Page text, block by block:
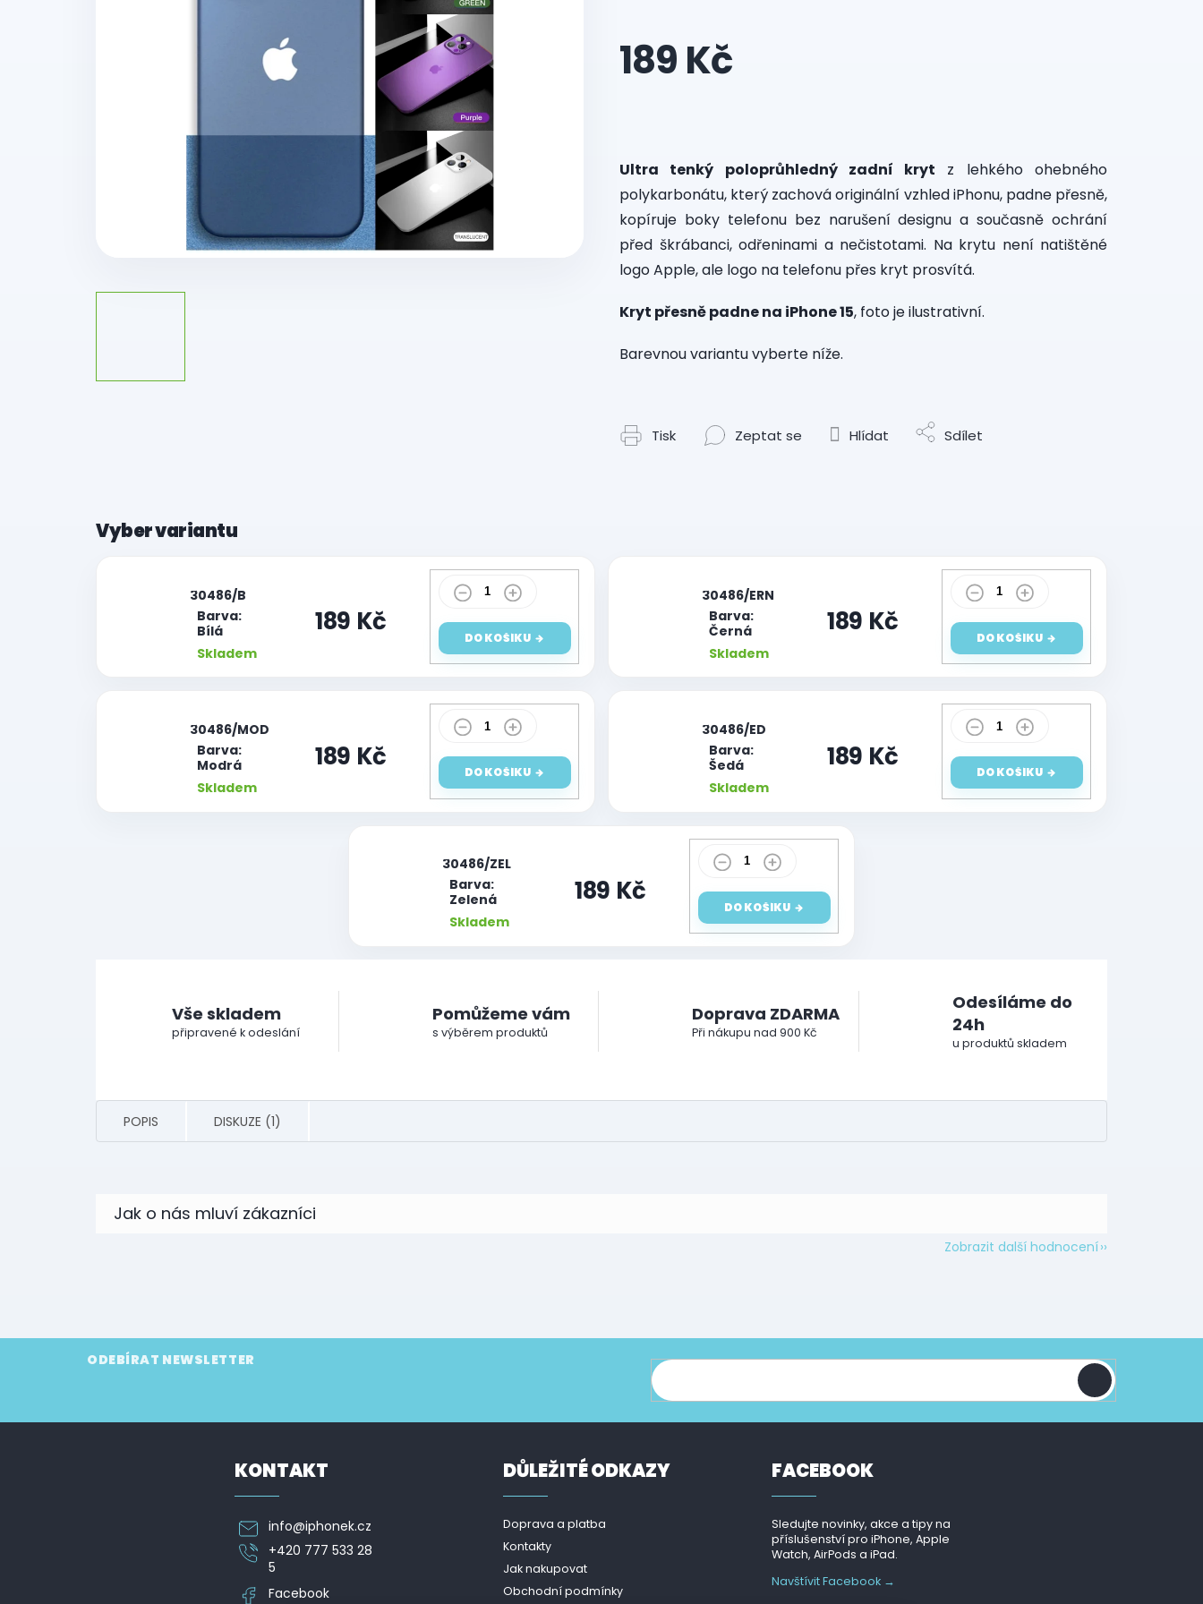
189 Kč
Ultra tenký poloprůhledný zadní kryt z lehkého ohebného
polykarbonátu, který zachová originální vzhled iPhonu, padne přesně,
kopíruje boky telefonu bez narušení designu a současně ochrání
před škrábanci, odřeninami a nečistotami. Na krytu není natištěné
logo Apple, ale logo na telefonu přes kryt prosvítá.
Kryt přesně padne na iPhone 15, foto je ilustrativní.
Barevnou variantu vyberte níže.
Tisk Zeptat se Hlídat Sdílet
Barva:
Bílá
Skladem
30486/B
189 Kč
DO KOŠÍKU
Barva:
Černá
Skladem
30486/ERN
189 Kč
DO KOŠÍKU
Barva:
Modrá
Skladem
30486/MOD
189 Kč
DO KOŠÍKU
Barva:
Šedá
Skladem
30486/ED
189 Kč
DO KOŠÍKU
Barva:
Zelená
Skladem
30486/ZEL
189 Kč
DO KOŠÍKU
Vše skladem
připravené k odeslání
Pomůžeme vám
s výběrem produktů
Doprava ZDARMA
Při nákupu nad 900 Kč
Odesíláme do
24h
u produktů skladem
POPIS DISKUZE (1)
Zobrazit další hodnocení
t
ODEBÍRAT NEWSLETTER
KONTAKT
info@iphonek.cz
+420 777 533 28
5
Facebook
DŮLEŽITÉ ODKAZY
Doprava a platba
Kontakty
Jak nakupovat
Obchodní podmínky
FACEBOOK
Sledujte novinky, akce a tipy na
příslušenství pro iPhone, Apple
Watch, AirPods a iPad.
Navštívit Facebook →